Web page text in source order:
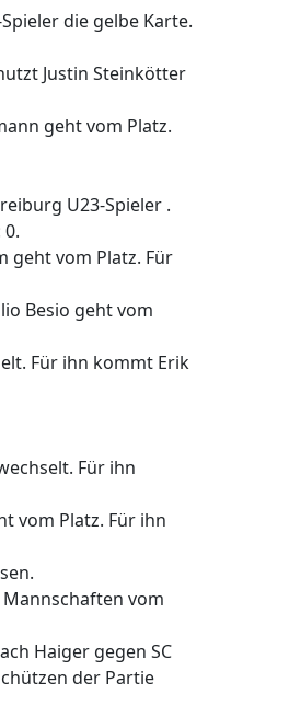
die gelbe Karte.
Justin Steinkötter
geht vom Platz.
U23-Spieler .
geht vom Platz. Für
Besio geht vom
Für ihn kommt Erik
Für ihn
vom Platz. Für ihn
vom
Haiger gegen SC
der Partie